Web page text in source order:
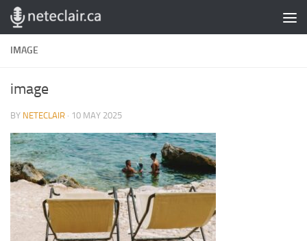
Skip to content
IMAGE
image
BY NETECLAIR · 10 MAY 2025